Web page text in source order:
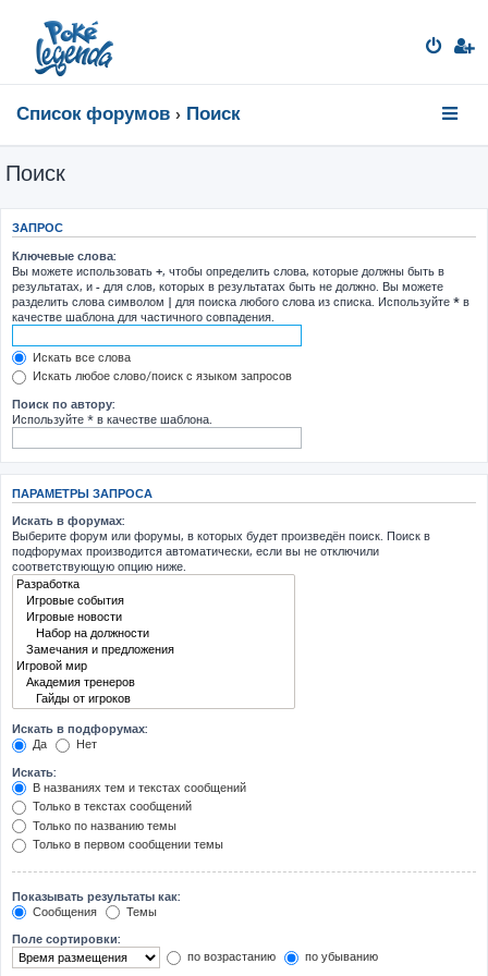
Список форумов Поиск
Поиск
ЗАПРОС
Ключевые слова:
Вы можете использовать +, чтобы определить слова, которые должны быть в
результатах, и - для слов, которых в результатах быть не должно. Вы можете
разделить слова символом | для поиска любого слова из списка. Используйте * в
качестве шаблона для частичного совпадения.
Искать все слова
Искать любое слово/поиск с языком запросов
Поиск по автору:
Используйте * в качестве шаблона.
ПАРАМЕТРЫ ЗАПРОСА
Искать в форумах:
Выберите форум или форумы, в которых будет произведён поиск. Поиск в
подфорумах производится автоматически, если вы не отключили
соответствующую опцию ниже.
Искать в подфорумах:
Да
Нет
Искать:
В названиях тем и текстах сообщений
Только в текстах сообщений
Только по названию темы
Только в первом сообщении темы
Показывать результаты как:
Сообщения
Темы
Поле сортировки:
по возрастанию
по убыванию